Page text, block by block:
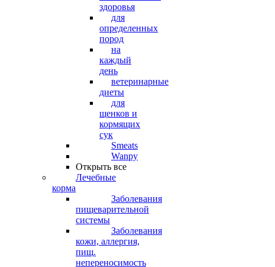
здоровья
для
определенных
пород
на
каждый
день
ветеринарные
диеты
для
щенков и
кормящих
сук
Smeats
Wanpy
Открыть все
Лечебные
корма
Заболевания
пищеварительной
системы
Заболевания
кожи, аллергия,
пищ.
непереносимость